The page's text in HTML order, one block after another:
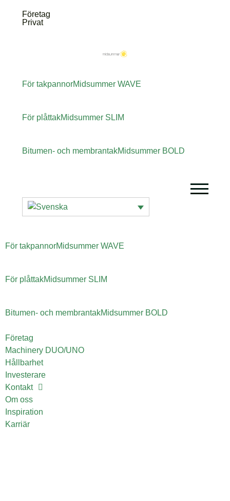
Företag
Privat
För takpannorMidsummer WAVE
För plåttakMidsummer SLIM
Bitumen- och membrantakMidsummer BOLD
För takpannorMidsummer WAVE
För plåttakMidsummer SLIM
Bitumen- och membrantakMidsummer BOLD
Företag
Machinery DUO/UNO
Hållbarhet
Investerare
Kontakt
Om oss
Inspiration
Karriär